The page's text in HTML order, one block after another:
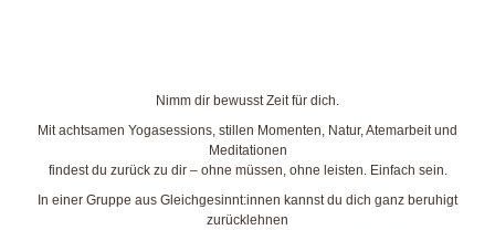
Nimm dir bewusst Zeit für dich.
Mit achtsamen Yogasessions, stillen Momenten, Natur, Atemarbeit und
Meditationen
findest du zurück zu dir – ohne müssen, ohne leisten. Einfach sein.
In einer Gruppe aus Gleichgesinnt:innen kannst du dich ganz beruhigt
zurücklehnen